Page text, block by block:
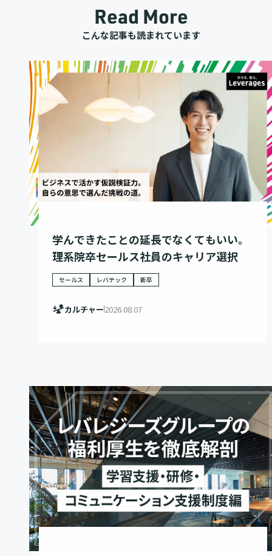
Read More
こんな記事も読まれています
学んできたことの延長でなくてもいい。
理系院卒セールス社員のキャリア選択
セールス レバテック 新卒
カルチャー2026.08.07